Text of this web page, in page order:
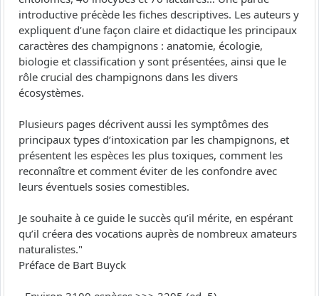
introductive précède les fiches descriptives. Les auteurs y
expliquent d’une façon claire et didactique les principaux
caractères des champignons : anatomie, écologie,
biologie et classification y sont présentées, ainsi que le
rôle crucial des champignons dans les divers
écosystèmes.
Plusieurs pages décrivent aussi les symptômes des
principaux types d’intoxication par les champignons, et
présentent les espèces les plus toxiques, comment les
reconnaître et comment éviter de les confondre avec
leurs éventuels sosies comestibles.
Je souhaite à ce guide le succès qu’il mérite, en espérant
qu’il créera des vocations auprès de nombreux amateurs
naturalistes."
Préface de Bart Buyck